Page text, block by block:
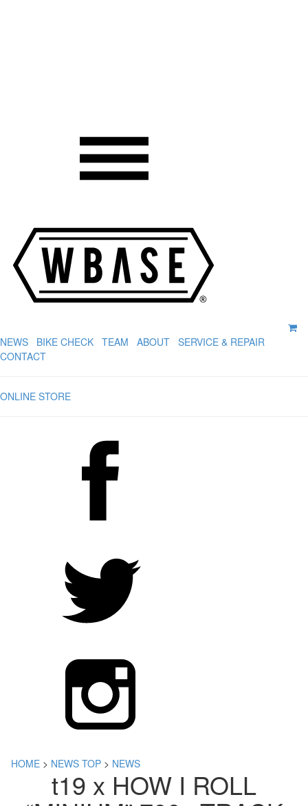
NEWS BIKE CHECK TEAM ABOUT SERVICE & REPAIR
CONTACT
ONLINE STORE
HOME > NEWS TOP > NEWS
t19 x HOW I ROLL